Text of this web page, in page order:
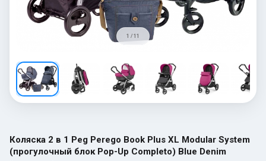
1 / 11
Коляска 2 в 1 Peg Perego Book Plus XL Modular System
(прогулочный блок Pop-Up Completo) Blue Denim